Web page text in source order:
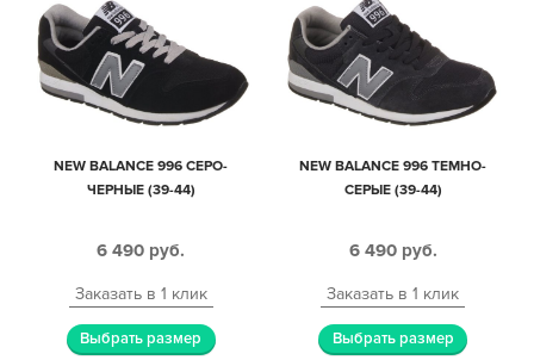
NEW BALANCE 996 СЕРО-
ЧЕРНЫЕ (39-44)
6 490 руб.
Заказать в 1 клик
Выбрать размер
NEW BALANCE 996 ТЕМНО-
СЕРЫЕ (39-44)
6 490 руб.
Заказать в 1 клик
Выбрать размер